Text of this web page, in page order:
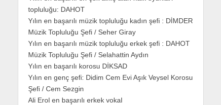
topluluğu: DAHOT
Yılın en başarılı müzik topluluğu kadın şefi : DİMDER
Müzik Topluluğu Şefi / Seher Giray
Yılın en başarılı müzik topluluğu erkek şefi : DAHOT
Müzik Topluluğu Şefi / Selahattin Aydın
Yılın en başarılı korosu DİKSAD
Yılın en genç şefi: Didim Cem Evi Aşık Veysel Korosu
Şefi / Cem Sezgin
Ali Erol en başarılı erkek vokal